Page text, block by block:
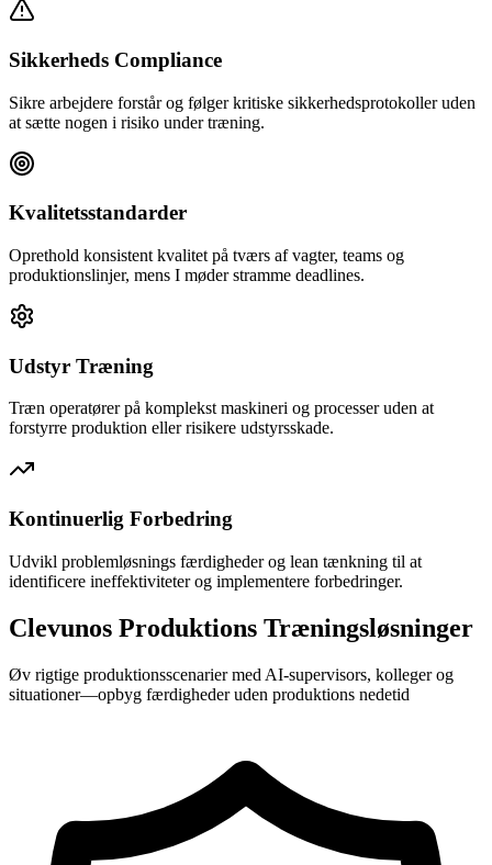
Sikkerheds Compliance
Sikre arbejdere forstår og følger kritiske sikkerhedsprotokoller uden
at sætte nogen i risiko under træning.
Kvalitetsstandarder
Oprethold konsistent kvalitet på tværs af vagter, teams og
produktionslinjer, mens I møder stramme deadlines.
Udstyr Træning
Træn operatører på komplekst maskineri og processer uden at
forstyrre produktion eller risikere udstyrsskade.
Kontinuerlig Forbedring
Udvikl problemløsnings færdigheder og lean tænkning til at
identificere ineffektiviteter og implementere forbedringer.
Clevunos Produktions Træningsløsninger
Øv rigtige produktionsscenarier med AI-supervisors, kolleger og
situationer—opbyg færdigheder uden produktions nedetid